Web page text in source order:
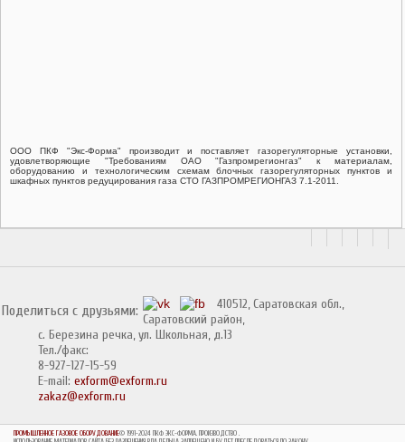
ООО ПКФ "Экс-Форма" производит и поставляет газорегуляторные установки,
удовлетворяющие "Требованиям ОАО "Газпромрегионгаз" к материалам,
оборудованию и технологическим схемам блочных газорегуляторных пунктов и
шкафных пунктов редуцирования газа СТО ГАЗПРОМРЕГИОНГАЗ 7.1-2011.
Поделиться с друзьями:
410512, Саратовская обл.,
Саратовский район,
с. Березина речка, ул. Школьная, д.13
Тел./факс:
8-927-127-15-59
E-mail: exform@exform.ru
zakaz@exform.ru
© 1991-2024 ПКФ ЭКС-ФОРМА. ПРОИЗВОДСТВО
ПРОМЫШЛЕННОЕ ГАЗОВОЕ ОБОРУДОВАНИЕ
.